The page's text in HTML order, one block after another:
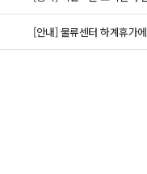
[안내] 물류센터 하계휴가